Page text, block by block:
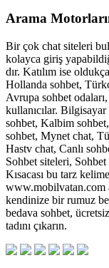
Arama
Bir çok chat siteleri
kolayca giriş
dır. Katılım ise
Hollanda sohbet,
Avrupa sohbet
kullanıcılar.
sohbet, Kalbim
sohbet, Mynet chat,
Hastv chat, Canlı
Sohbet siteleri,
Kısacası bu tarz
www.mobilvatan.com
kendinize bir rumuz
bedava sohbet,
tadını çıkarın.